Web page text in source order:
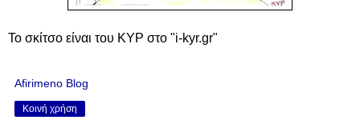
Το σκίτσο είναι του ΚΥΡ στο "i-kyr.gr"
Afirimeno Blog
Κοινή χρήση